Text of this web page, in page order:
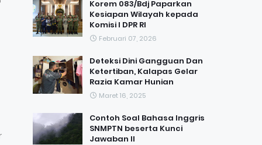
Korem 083/Bdj Paparkan
Kesiapan Wilayah kepada
Komisi I DPR RI
Februari 07, 2026
Deteksi Dini Gangguan Dan
Ketertiban, Kalapas Gelar
Razia Kamar Hunian
Maret 16, 2025
Contoh Soal Bahasa Inggris
SNMPTN beserta Kunci
Jawaban II